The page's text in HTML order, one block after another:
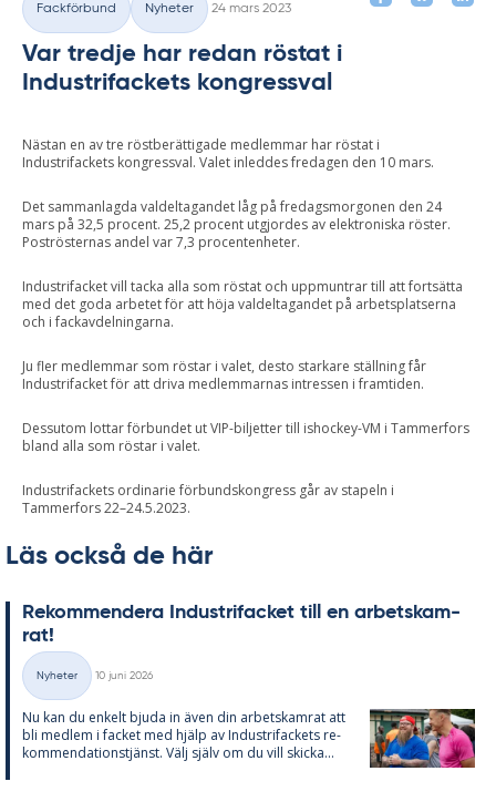
Kategorier
Fackförbund Nyheter
24 mars 2023
Var tredje har redan röstat i
Industrifackets kongressval
Nästan en av tre röstberättigade medlemmar har röstat i
Industrifackets kongressval. Valet inleddes fredagen den 10 mars.
Det sammanlagda valdeltagandet låg på fredagsmorgonen den 24
mars på 32,5 procent. 25,2 procent utgjordes av elektroniska röster.
Poströsternas andel var 7,3 procentenheter.
Industrifacket vill tacka alla som röstat och uppmuntrar till att fortsätta
med det goda arbetet för att höja valdeltagandet på arbetsplatserna
och i fackavdelningarna.
Ju fler medlemmar som röstar i valet, desto starkare ställning får
Industrifacket för att driva medlemmarnas intressen i framtiden.
Dessutom lottar förbundet ut VIP-biljetter till ishockey-VM i Tammerfors
bland alla som röstar i valet.
Industrifackets ordinarie förbundskongress går av stapeln i
Tammerfors 22–24.5.2023.
Läs också de här
Re­kom­men­de­ra In­du­stri­fac­ket till en ar­bets­kam­
rat!
Kategorier
Nyheter
10 juni 2026
Nu kan du en­kelt bju­da in även din ar­bets­kam­rat att
bli med­lem i fac­ket med hjälp av In­du­stri­fac­kets re­
kom­men­da­tions­tjänst. Välj själv om du vill skic­ka...